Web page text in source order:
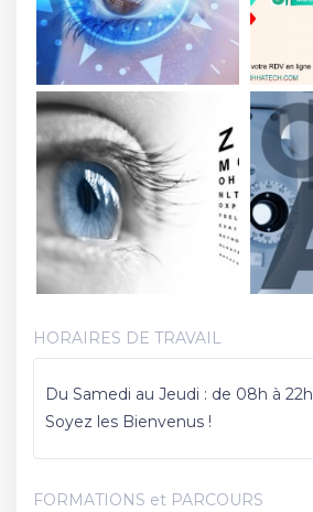
HORAIRES DE TRAVAIL
Du Samedi au Jeudi : de 08h à 22h
Soyez les Bienvenus !
FORMATIONS et PARCOURS